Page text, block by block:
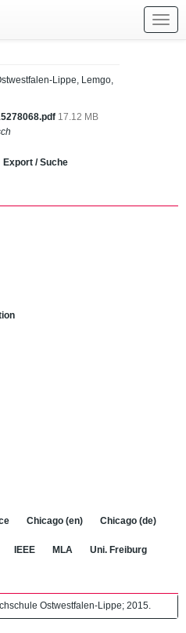
Lippe, Lemgo,
17.12 MB
Export / Suche
Chicago (en) Chicago (de)
IEEE MLA Uni. Freiburg
Ostwestfalen-Lippe; 2015.